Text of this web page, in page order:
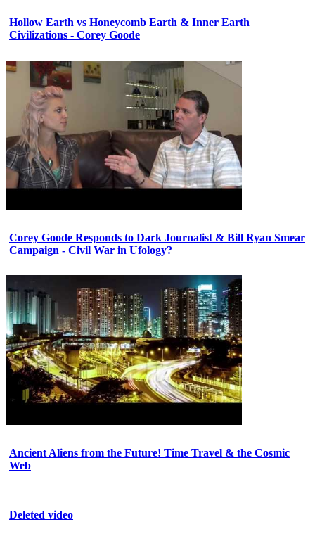
Hollow Earth vs Honeycomb Earth & Inner Earth
Civilizations - Corey Goode
Corey Goode Responds to Dark Journalist & Bill Ryan Smear
Campaign - Civil War in Ufology?
Ancient Aliens from the Future! Time Travel & the Cosmic
Web
Deleted video